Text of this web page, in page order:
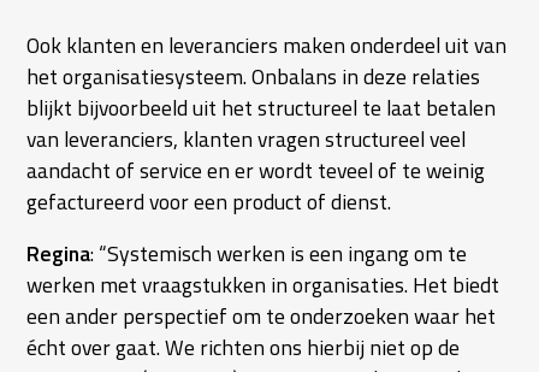
Ook klanten en leveranciers maken onderdeel uit van
het organisatiesysteem. Onbalans in deze relaties
blijkt bijvoorbeeld uit het structureel te laat betalen
van leveranciers, klanten vragen structureel veel
aandacht of service en er wordt teveel of te weinig
gefactureerd voor een product of dienst.
Regina: “Systemisch werken is een ingang om te
werken met vraagstukken in organisaties. Het biedt
een ander perspectief om te onderzoeken waar het
écht over gaat. We richten ons hierbij niet op de